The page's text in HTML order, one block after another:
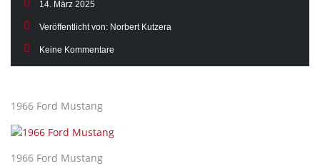
14. März 2025
Veröffentlicht von: Norbert Kutzera
Keine Kommentare
1966 Ford Mustang
1966 Ford Mustang